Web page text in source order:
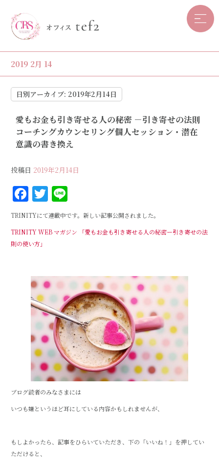
2019 2月 14
日別アーカイブ: 2019年2月14日
愛もお金も引き寄せる人の秘密 －引き寄せの法則
コーチングカウンセリング個人セッション・潜在
意識の書き換え
投稿日 2019年2月14日
F
a
c
e
o
o
k
T
w
it
te
n
e
TRINITYにて連載中です。新しい記事公開されました。
TRINITY WEB マガジン 「愛もお金も引き寄せる人の秘密ー引き寄せの法
則の使い方」
ブログ読者のみなさまには
いつも嫌というほど耳にしている内容かもしれませんが、
もしよかったら、記事をひらいていただき、下の「いいね！」を押してい
ただけると、